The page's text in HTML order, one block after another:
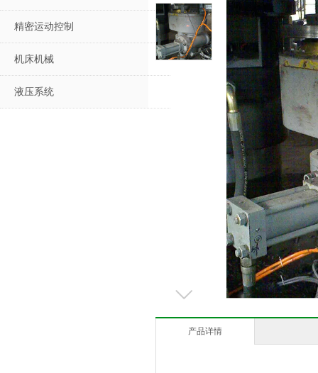
精密运动控制
机床机械
液压系统
产品详情